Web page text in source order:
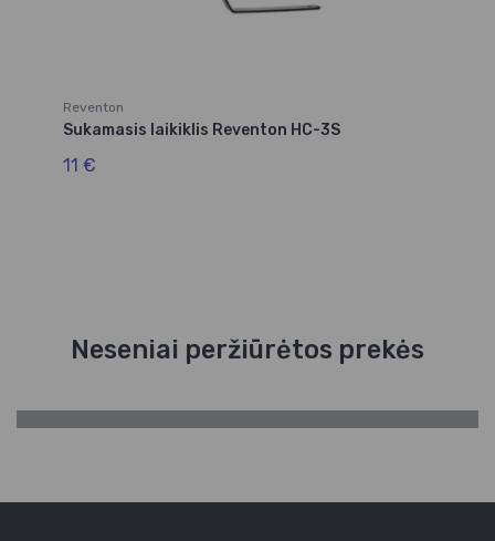
Reventon
Sukamasis laikiklis Reventon HC-3S
11 €
Neseniai peržiūrėtos prekės